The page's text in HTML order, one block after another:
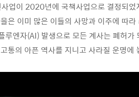
업이 2020년에 국책사업으로 결정되었
은 이미 많은 이들의 사망과 이주에 따
엔자(AI) 발생으로 모든 계사는 폐허가
통의 아픈 역사를 지니고 사라질 운명에